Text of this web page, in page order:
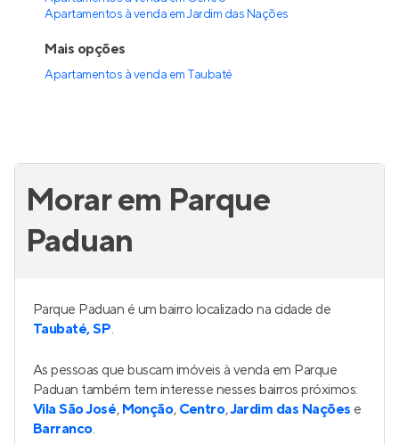
Apartamentos à venda em Jardim das Nações
Mais opções
Apartamentos à venda em Taubaté
Morar em Parque
Paduan
Parque Paduan é um bairro localizado na cidade de
Taubaté, SP.
As pessoas que buscam imóveis à venda em Parque
Paduan também tem interesse nesses bairros próximos:
Vila São José, Monção, Centro,Jardim das Nações e
Barranco.